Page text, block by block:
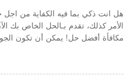
هل انت ذكي بما فيه الكفاية من اجل
الأمر كذلك، تقدم بـالحل الخاص بك
مكافأة أفضل حل! يمكن أن تكون